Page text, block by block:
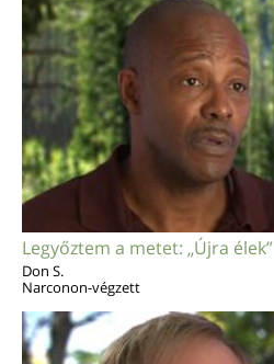
Legyőztem a metet: „Újra élek”
Don S.
Narconon-végzett